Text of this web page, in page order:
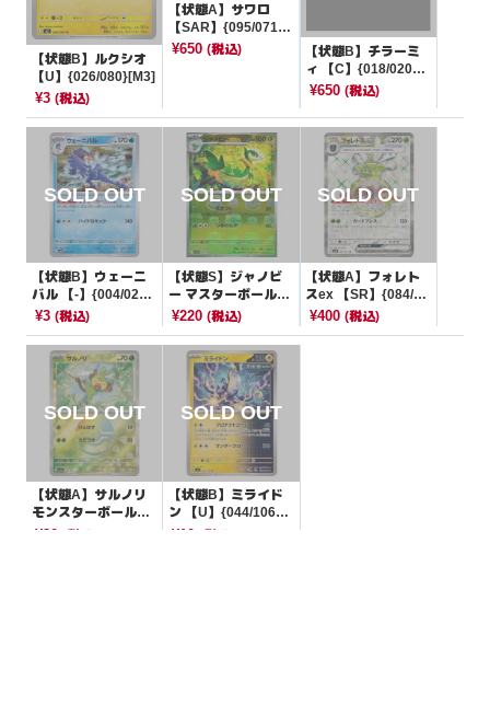
【状態B】ルクシオ
【U】{026/080}[M3]
¥3 (税込)
【状態A】サワロ
【SAR】{095/071}
[SV2D]
¥650(税込)
【状態B】チラーミ
ィ 【C】{018/020}
[SC]
¥650 (税込)
【状態B】ウェーニ
バル 【-】{004/023}
[SVAW]
¥3 (税込)
【状態S】ジャノビ
ー マスターボールミ
ラー【C】{002/086}
¥220(税込)
【状態A】フォレト
スex 【SR】{084/07
1}[SV2D]
¥400 (税込)
【状態A】サルノリ
モンスターボールミ
ラー【-】{006/187}
¥80 (税込)
【状態B】ミライド
ン 【U】{044/106}
[SV8]
¥10 (税込)